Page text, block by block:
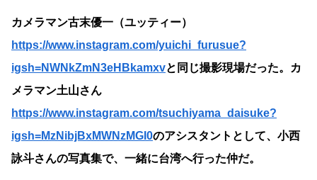
カメラマン古末優一（ユッティー）
https://www.instagram.com/yuichi_furusue?
igsh=NWNkZmN3eHBkamxvと同じ撮影現場だった。カ
メラマン土山さん
https://www.instagram.com/tsuchiyama_daisuke?
igsh=MzNibjBxMWNzMGI0のアシスタントとして、小西
詠斗さんの写真集で、一緒に台湾へ行った仲だ。